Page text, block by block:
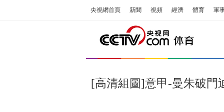
央視網首頁 新聞 視頻 經濟 體育 軍
[高清組圖]意甲-曼朱破門